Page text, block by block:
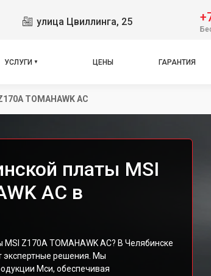
улица Цвиллинга, 25
УСЛУГИ ЦЕНЫ ГАРАНТИЯ
TOMAHAWK AC
платы MSI
AC в
Z170A TOMAHAWK AC? В Челябинске
экспертные решения. Мы
Мси, обеспечивая